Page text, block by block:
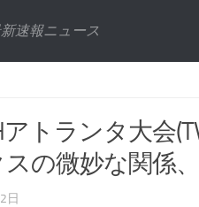
速報ニュース
アトランタ大会
の微妙な関係
日